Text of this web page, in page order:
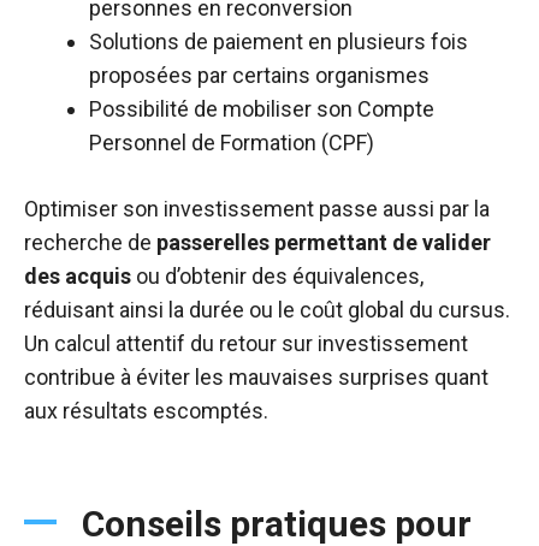
personnes en reconversion
Solutions de paiement en plusieurs fois
proposées par certains organismes
Possibilité de mobiliser son Compte
Personnel de Formation (CPF)
Optimiser son investissement passe aussi par la
recherche de passerelles permettant de valider
des acquis ou d’obtenir des équivalences,
réduisant ainsi la durée ou le coût global du cursus.
Un calcul attentif du retour sur investissement
contribue à éviter les mauvaises surprises quant
aux résultats escomptés.
Conseils pratiques pour